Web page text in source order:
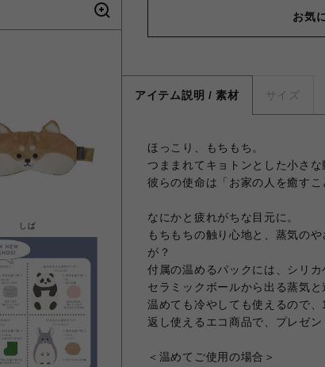
しば
お気
アイテム説明 / 素材 サイズ
ほっこり、もちもち。
つままれてキョトンとした小さな
彼らの使命は「お家の人を癒すこ
なにかと疲れがちな目元に。
もちもちの触り心地と、蒸気の
が？
付属の温めるパックには、シリ
セラミックボールから出る蒸気
温めても冷やしても使えるので
返し使えるエコ商品で、プレゼン
＜温めてご使用の場合＞